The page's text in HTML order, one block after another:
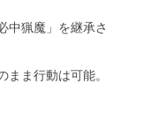
中猟魔」を継承さ
ま行動は可能。